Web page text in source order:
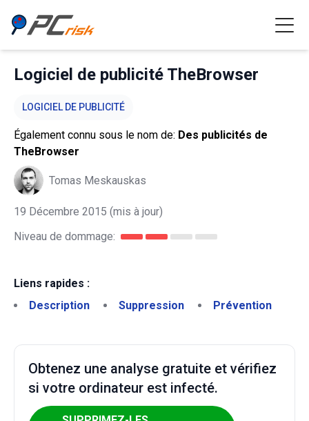
Logiciel de publicité TheBrowser
LOGICIEL DE PUBLICITÉ
Également connu sous le nom de: Des publicités de
TheBrowser
Tomas Meskauskas
19 Décembre 2015 (mis à jour)
Niveau de dommage:
Liens rapides :
Description
Suppression Prévention
Obtenez une analyse gratuite et vérifiez
si votre ordinateur est infecté.